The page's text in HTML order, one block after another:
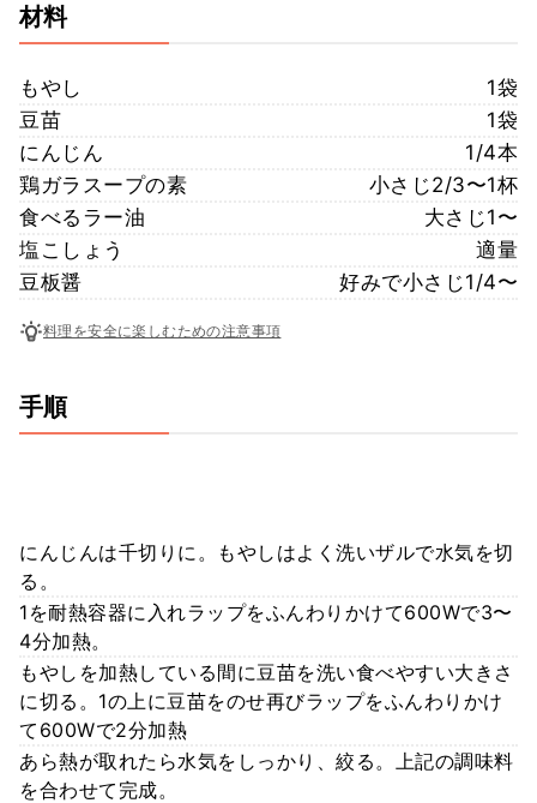
材料
もやし
1袋
豆苗
1袋
にんじん
1/4本
鶏ガラスープの素
小さじ2/3〜1杯
食べるラー油
大さじ1〜
塩こしょう
適量
豆板醤
好みで小さじ1/4〜
料理を安全に楽しむための注意事項
手順
にんじんは千切りに。もやしはよく洗いザルで水気を切
る。
1を耐熱容器に入れラップをふんわりかけて600Wで3〜
4分加熱。
もやしを加熱している間に豆苗を洗い食べやすい大きさ
に切る。1の上に豆苗をのせ再びラップをふんわりかけ
て600Wで2分加熱
あら熱が取れたら水気をしっかり、絞る。上記の調味料
を合わせて完成。